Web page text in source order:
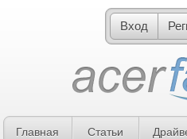
Вход
Главная Статьи